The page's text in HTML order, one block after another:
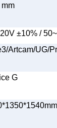
±10% /
Artcam/UG/
G